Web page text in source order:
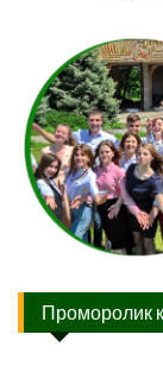
Проморолик